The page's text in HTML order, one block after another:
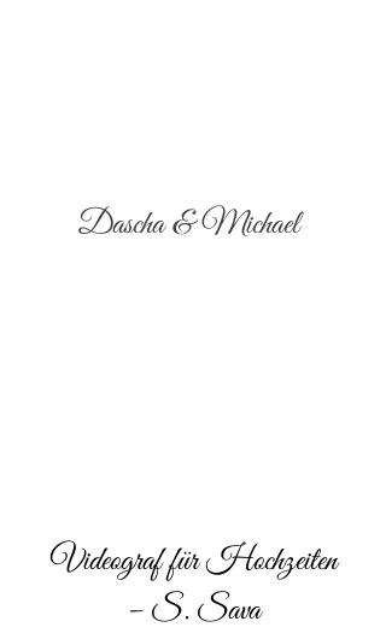
Dascha & Michael
Videograf für Hochzeiten
– S. Sava